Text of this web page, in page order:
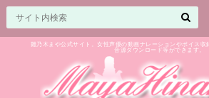
雛乃木まや公式サイト。女性声優の動画ナレーションやボイス収
音源ダウンロード等ができます。